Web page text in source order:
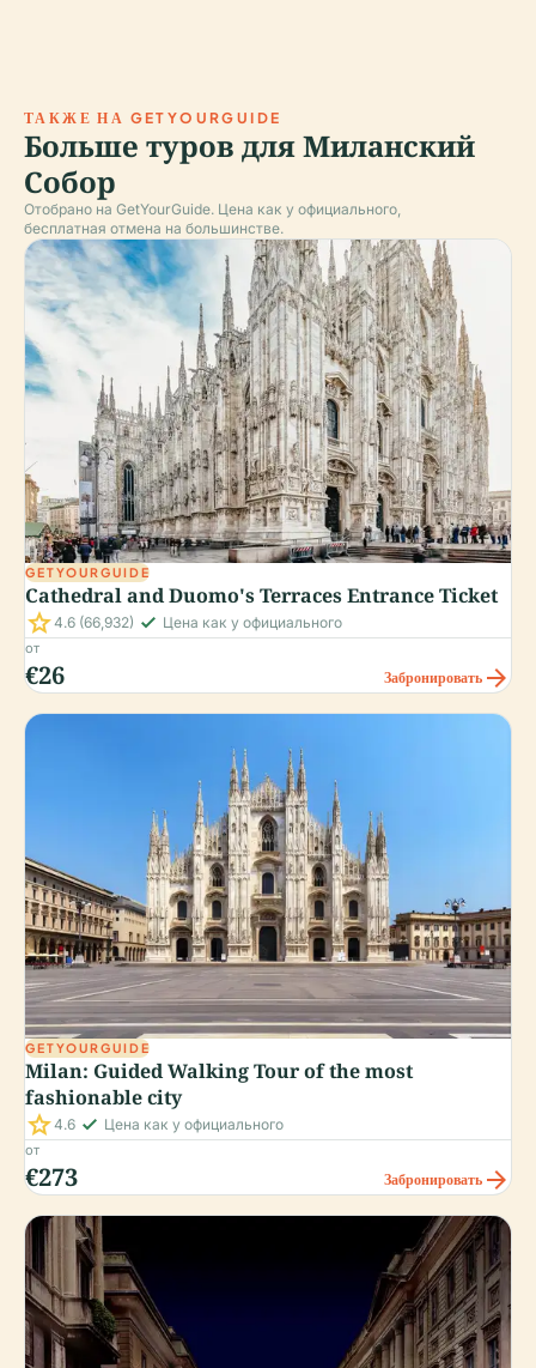
ТАКЖЕ НА GETYOURGUIDE
Больше туров для Миланский
Собор
Отобрано на GetYourGuide. Цена как у официального,
бесплатная отмена на большинстве.
GETYOURGUIDE
Cathedral and Duomo's Terraces Entrance Ticket
star4.6 (66,932) check_small Цена как у официального
от
€26 Забронировать arrow_forward
GETYOURGUIDE
Milan: Guided Walking Tour of the most
fashionable city
star4.6 check_small Цена как у официального
от
€273 Забронировать arrow_forward